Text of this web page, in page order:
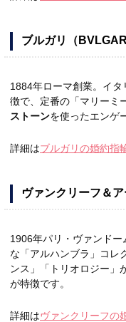
ブルガリ（
1884年ローマ創業。イタ
徴で、定番の「マリーミ
ストーンを使ったエンゲ
詳細はブルガリの婚約指
ヴァンクリーフ＆
1906年パリ・ヴァンドー
な「アルハンブラ」コレ
ンス」「トリオロジー」
が特徴です。
詳細はヴァンクリーフの